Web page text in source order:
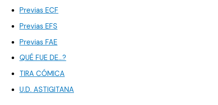
Previas ECF
Previas EFS
Previas FAE
QUÉ FUE DE…?
TIRA CÓMICA
U.D. ASTIGITANA